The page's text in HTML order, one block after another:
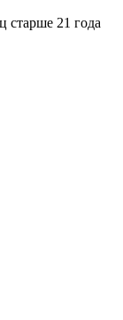
старше 21 года